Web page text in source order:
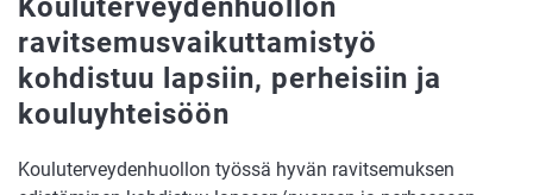
Kouluterveydenhuollon
ravitsemusvaikuttamistyö
kohdistuu lapsiin, perheisiin ja
kouluyhteisöön
Kouluterveydenhuollon työssä hyvän ravitsemuksen